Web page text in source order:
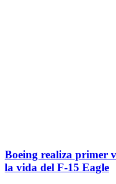
Boeing realiza primer
la vida del F-15 Eagle